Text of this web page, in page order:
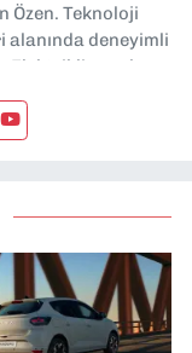
Özen. Teknoloji
deneyimli
Elektrikli araçlar,
olarak görev
dair
Takipte kalın!